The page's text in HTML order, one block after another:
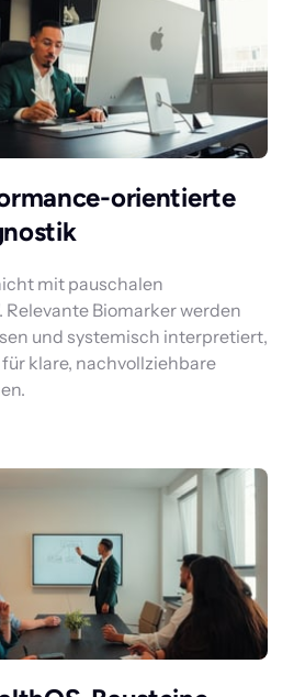
orientierte
mit pauschalen
Relevante Biomarker werden
und systemisch interpretiert,
klare, nachvollziehbare